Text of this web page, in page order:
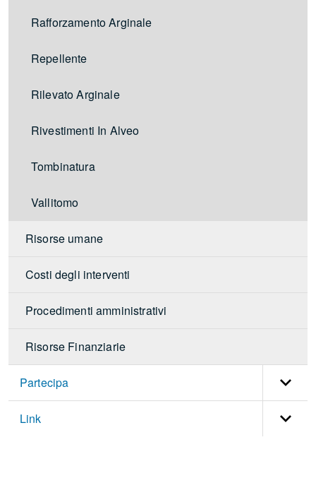
Rafforzamento Arginale
Repellente
Rilevato Arginale
Rivestimenti In Alveo
Tombinatura
Vallitomo
Risorse umane
Costi degli interventi
Procedimenti amministrativi
Risorse Finanziarie
Partecipa
Link